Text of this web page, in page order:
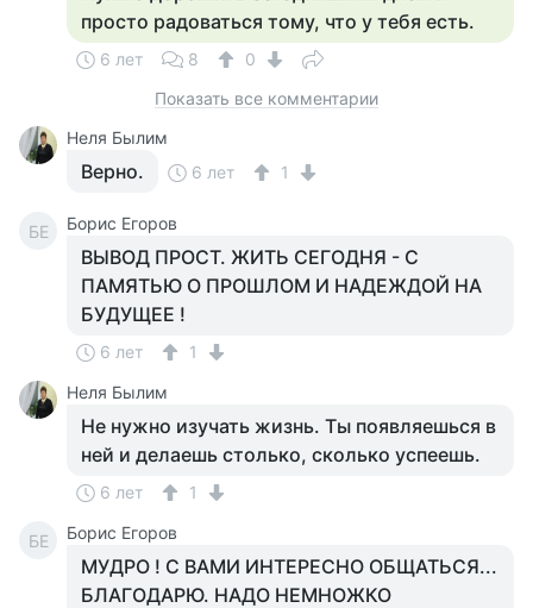
просто радоваться тому, что у тебя есть.
6 лет 8
0
Показать все комментарии
Неля Былим
Верно. 6 лет 1
БЕ Борис Егоров
ВЫВОД ПРОСТ. ЖИТЬ СЕГОДНЯ - С
ПАМЯТЬЮ О ПРОШЛОМ И НАДЕЖДОЙ НА
БУДУЩЕЕ !
6 лет
1
Неля Былим
Не нужно изучать жизнь. Ты появляешься в
ней и делаешь столько, сколько успеешь.
6 лет 1
БЕ Борис Егоров
МУДРО ! С ВАМИ ИНТЕРЕСНО ОБЩАТЬСЯ...
БЛАГОДАРЮ. НАДО НЕМНОЖКО